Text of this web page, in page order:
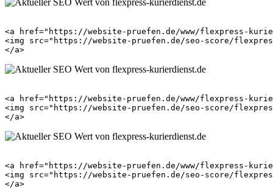
<a href="https://website-pruefen.de/www/flexpress-
<img src="https://website-pruefen.de/seo-score/
<a href="https://website-pruefen.de/www/flexpress-
<img src="https://website-pruefen.de/seo-score/
<a href="https://website-pruefen.de/www/flexpress-
<img src="https://website-pruefen.de/seo-score/